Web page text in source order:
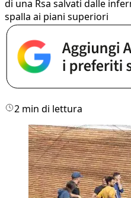
di una Rsa salvati dalle
spalla ai piani superiori
2 min di lettura